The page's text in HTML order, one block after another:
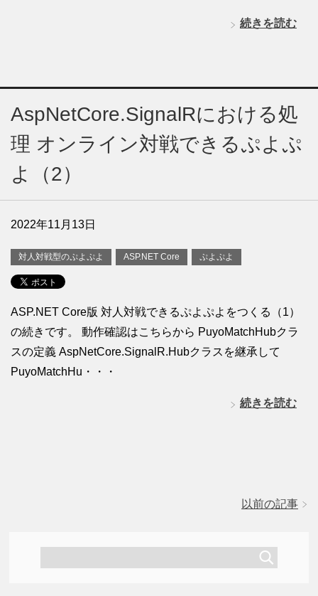
続きを読む
AspNetCore.SignalRにおける処
理 オンライン対戦できるぷよぷ
よ（2）
2022年11月13日
対人対戦型のぷよぷよ ASP.NET Core ぷよぷよ
ASP.NET Core版 対人対戦できるぷよぷよをつくる（1）
の続きです。 動作確認はこちらから PuyoMatchHubクラ
スの定義 AspNetCore.SignalR.Hubクラスを継承して
PuyoMatchHu・・・
続きを読む
以前の記事